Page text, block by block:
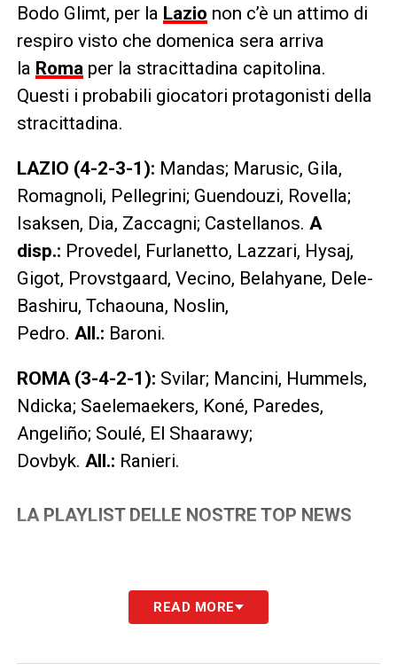
Bodo Glimt, per la Lazio non c’è un attimo di
respiro visto che domenica sera arriva
la Romaper la stracittadina capitolina.
Questi i probabili giocatori protagonisti della
stracittadina.
LAZIO (4-2-3-1): Mandas; Marusic, Gila,
Romagnoli, Pellegrini; Guendouzi, Rovella;
Isaksen, Dia, Zaccagni; Castellanos. A
disp.: Provedel, Furlanetto, Lazzari, Hysaj,
Gigot, Provstgaard, Vecino, Belahyane, Dele-
Bashiru, Tchaouna, Noslin,
Pedro. All.: Baroni.
ROMA (3-4-2-1): Svilar; Mancini, Hummels,
Ndicka; Saelemaekers, Koné, Paredes,
Angeliño; Soulé, El Shaarawy;
Dovbyk. All.: Ranieri.
LA PLAYLIST DELLE NOSTRE TOP NEWS
READ MORE